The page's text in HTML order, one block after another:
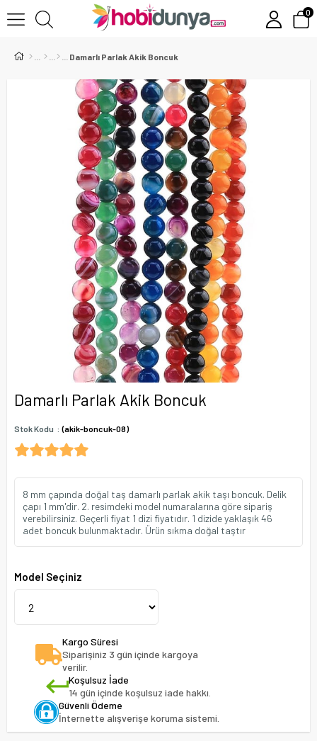
0
Damarlı Parlak Akik Boncuk
Damarlı Parlak Akik Boncuk
Stok Kodu (akik-boncuk-08)
8 mm çapında doğal taş damarlı parlak akik taşı boncuk. Delik
çapı 1 mm'dir. 2. resimdeki model numaralarına göre sipariş
verebilirsiniz. Geçerli fiyat 1 dizi fiyatıdır. 1 dizide yaklaşık 46
adet boncuk bulunmaktadır. Ürün sıkma doğal taştır
Model Seçiniz
Kargo Süresi
Siparişiniz 3 gün içinde kargoya
verilir.
Koşulsuz İade
14 gün içinde koşulsuz iade hakkı.
Güvenli Ödeme
İnternette alışverişe koruma sistemi.